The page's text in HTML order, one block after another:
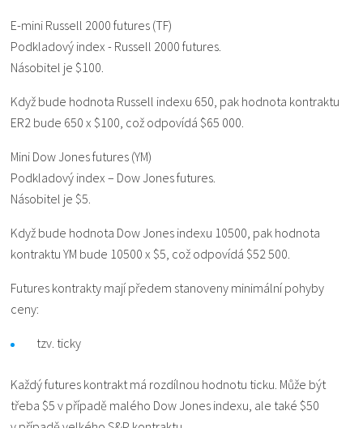
E-mini Russell 2000 futures (TF)
Podkladový index - Russell 2000 futures.
Násobitel je $100.
Když bude hodnota Russell indexu 650, pak hodnota kontraktu
ER2 bude 650 x $100, což odpovídá $65 000.
Mini Dow Jones futures (YM)
Podkladový index – Dow Jones futures.
Násobitel je $5.
Když bude hodnota Dow Jones indexu 10500, pak hodnota
kontraktu YM bude 10500 x $5, což odpovídá $52 500.
Futures kontrakty mají předem stanoveny minimální pohyby
ceny:
tzv. ticky
Každý futures kontrakt má rozdílnou hodnotu ticku. Může být
třeba $5 v případě malého Dow Jones indexu, ale také $50